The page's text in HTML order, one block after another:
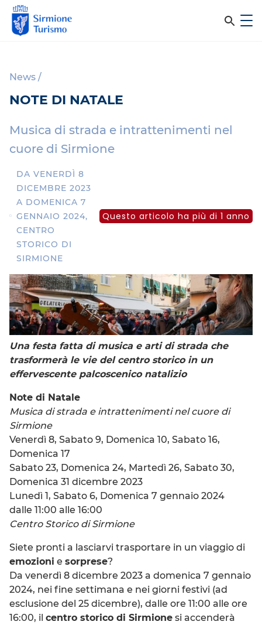
r
n
T
s
m
C
i
m
e
News /
NOTE DI NATALE
Musica di strada e intrattenimenti nel
cuore di Sirmione
DA VENERDÌ 8
DICEMBRE 2023
A DOMENICA 7
GENNAIO 2024,
CENTRO
STORICO DI
SIRMIONE
Questo articolo ha più di 1 anno
Una festa fatta di musica e arti di strada che
trasformerà le vie del centro storico in un
effervescente palcoscenico natalizio
Note di Natale
Musica di strada e intrattenimenti nel cuore di
Sirmione
Venerdì 8, Sabato 9, Domenica 10, Sabato 16,
Domenica 17
Sabato 23, Domenica 24, Martedì 26, Sabato 30,
Domenica 31 dicembre 2023
Lunedì 1, Sabato 6, Domenica 7 gennaio 2024
dalle 11:00 alle 16:00
Centro Storico di Sirmione
Siete pronti a lasciarvi trasportare in un viaggio di
emozioni e sorprese?
Da venerdì 8 dicembre 2023 a domenica 7 gennaio
2024, nei fine settimana e nei giorni festivi (ad
esclusione del 25 dicembre), dalle ore 11:00 alle ore
16:00, il centro storico di Sirmione si accenderà